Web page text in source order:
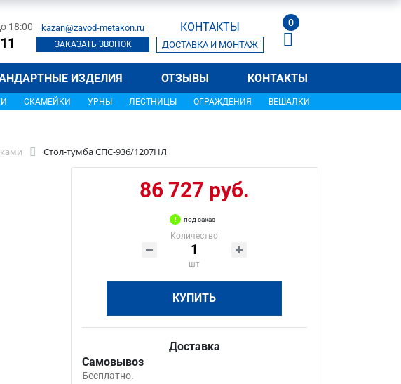
18:00 kazan@zavod-metakon.ru
ЗАКАЗАТЬ ЗВОНОК
КОНТАКТЫ
ДОСТАВКА И МОНТАЖ
0
ИЗДЕЛИЯ ОТЗЫВЫ КОНТАКТЫ
СКАМЕЙКИ УРНЫ ЛЕСТНИЦЫ ОГРАЖДЕНИЯ ВЕШАЛКИ
Стол-тумба СПС-936/1207НЛ
86 727 руб.
под заказ
Количество
шт
КУПИТЬ
Доставка
Самовывоз
Бесплатно.